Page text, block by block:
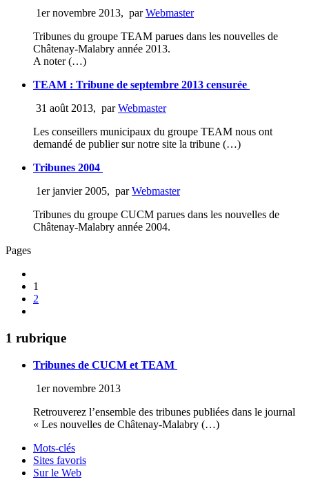
1er novembre 2013, parWebmaster
Tribunes du groupe TEAM parues dans les nouvelles de
Châtenay-Malabry année 2013.
A noter (…)
TEAM : Tribune de septembre 2013 censurée
31 août 2013, parWebmaster
Les conseillers municipaux du groupe TEAM nous ont
demandé de publier sur notre site la tribune (…)
Tribunes 2004
1er janvier 2005, parWebmaster
Tribunes du groupe CUCM parues dans les nouvelles de
Châtenay-Malabry année 2004.
Pages
1
2
1 rubrique
Tribunes de CUCM et TEAM
1er novembre 2013
Retrouverez l’ensemble des tribunes publiées dans le journal
« Les nouvelles de Châtenay-Malabry (…)
Mots-clés
Sites favoris
Sur le Web